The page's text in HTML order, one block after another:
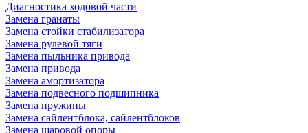
Диагностика ходовой части
Замена гранаты
Замена стойки стабилизатора
Замена рулевой тяги
Замена пыльника привода
Замена привода
Замена амортизатора
Замена подвесного подшипника
Замена пружины
Замена сайлентблока, сайлентблоков
Замена шаровой опоры